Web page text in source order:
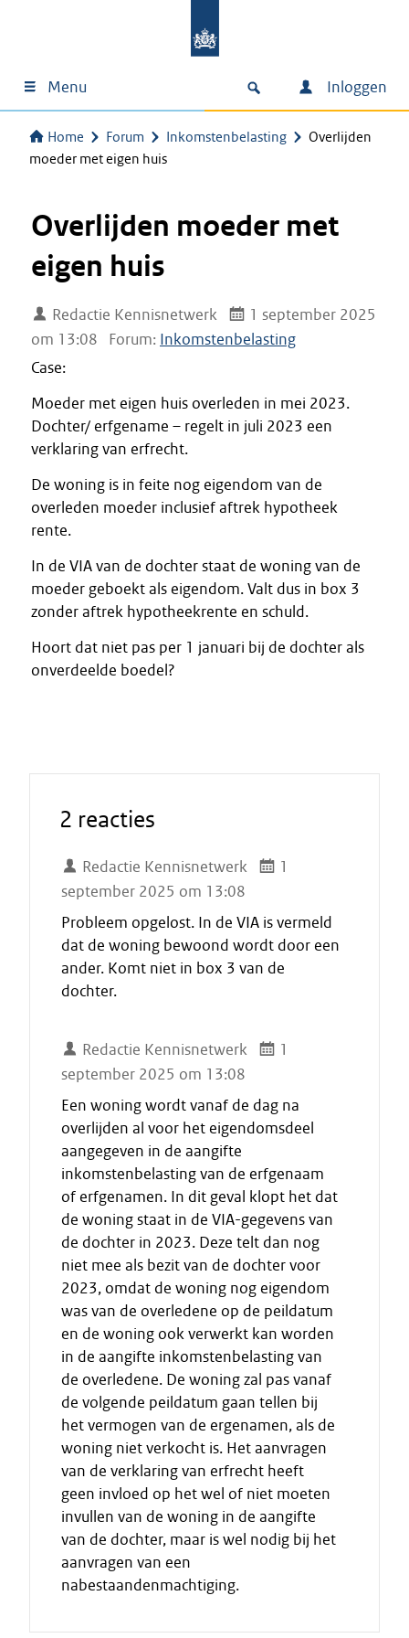
Menu Inloggen
Home Forum Inkomstenbelasting
Overlijden
moeder met eigen huis
Overlijden moeder met
eigen huis
Redactie Kennisnetwerk
1 september 2025
om 13:08
Forum: Inkomstenbelasting
Case:
Moeder met eigen huis overleden in mei 2023.
Dochter/ erfgename – regelt in juli 2023 een
verklaring van erfrecht.
De woning is in feite nog eigendom van de
overleden moeder inclusief aftrek hypotheek
rente.
In de VIA van de dochter staat de woning van de
moeder geboekt als eigendom. Valt dus in box 3
zonder aftrek hypotheekrente en schuld.
Hoort dat niet pas per 1 januari bij de dochter als
onverdeelde boedel?
2 reacties
Redactie Kennisnetwerk
1
september 2025 om 13:08
Probleem opgelost. In de VIA is vermeld
dat de woning bewoond wordt door een
ander. Komt niet in box 3 van de
dochter.
Redactie Kennisnetwerk
1
september 2025 om 13:08
Een woning wordt vanaf de dag na
overlijden al voor het eigendomsdeel
aangegeven in de aangifte
inkomstenbelasting van de erfgenaam
of erfgenamen. In dit geval klopt het dat
de woning staat in de VIA-gegevens van
de dochter in 2023. Deze telt dan nog
niet mee als bezit van de dochter voor
2023, omdat de woning nog eigendom
was van de overledene op de peildatum
en de woning ook verwerkt kan worden
in de aangifte inkomstenbelasting van
de overledene. De woning zal pas vanaf
de volgende peildatum gaan tellen bij
het vermogen van de ergenamen, als de
woning niet verkocht is. Het aanvragen
van de verklaring van erfrecht heeft
geen invloed op het wel of niet moeten
invullen van de woning in de aangifte
van de dochter, maar is wel nodig bij het
aanvragen van een
nabestaandenmachtiging.